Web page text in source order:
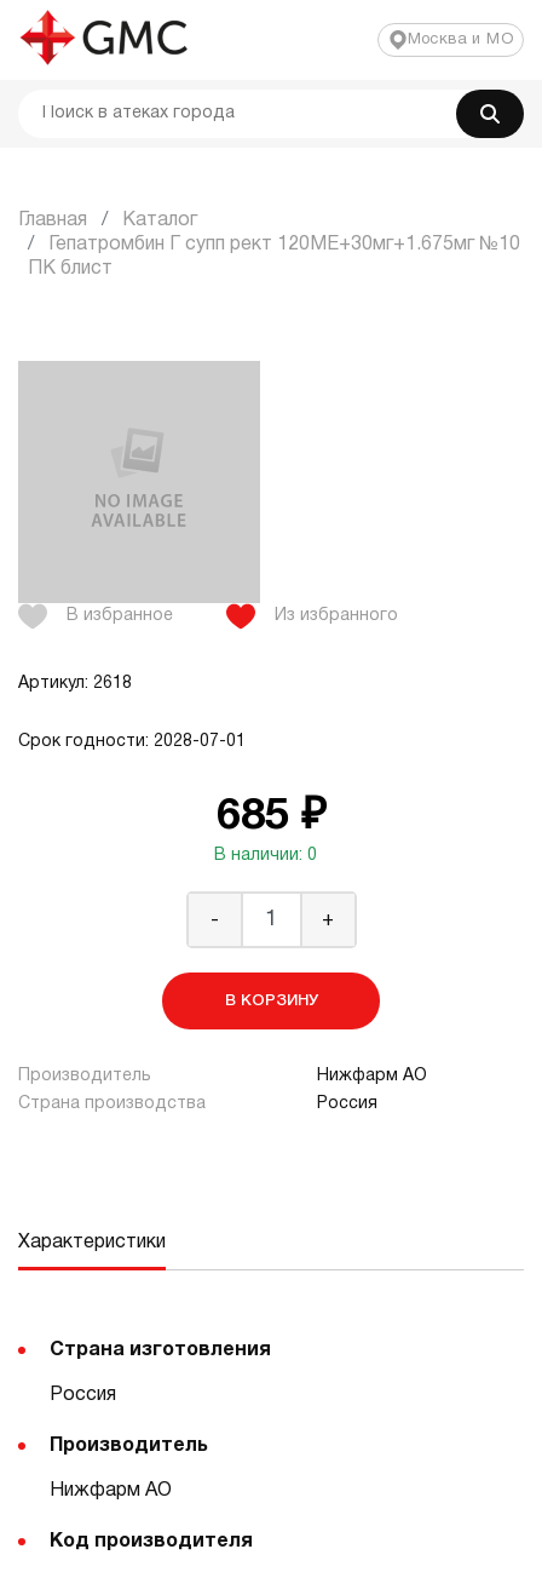
Москва и МО
Главная
Каталог
Гепатромбин Г супп рект 120МЕ+30мг+1.675мг №10
ПК блист
В избранное Из избранного
Артикул: 2618
Срок годности: 2028-07-01
685 ₽
В наличии: 0
- +
В КОРЗИНУ
Производитель
Нижфарм АО
Страна производства
Россия
Характеристики
Страна изготовления
Россия
Производитель
Нижфарм АО
Код производителя